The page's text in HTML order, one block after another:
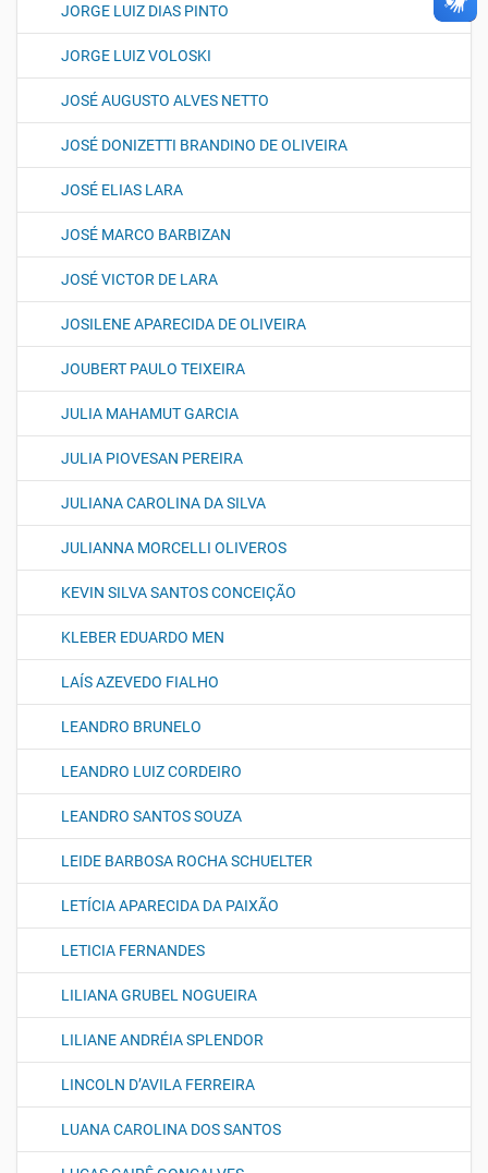
JORGE LUIZ DIAS PINTO
JORGE LUIZ VOLOSKI
JOSÉ AUGUSTO ALVES NETTO
JOSÉ DONIZETTI BRANDINO DE OLIVEIRA
JOSÉ ELIAS LARA
JOSÉ MARCO BARBIZAN
JOSÉ VICTOR DE LARA
JOSILENE APARECIDA DE OLIVEIRA
JOUBERT PAULO TEIXEIRA
JULIA MAHAMUT GARCIA
JULIA PIOVESAN PEREIRA
JULIANA CAROLINA DA SILVA
JULIANNA MORCELLI OLIVEROS
KEVIN SILVA SANTOS CONCEIÇÃO
KLEBER EDUARDO MEN
LAÍS AZEVEDO FIALHO
LEANDRO BRUNELO
LEANDRO LUIZ CORDEIRO
LEANDRO SANTOS SOUZA
LEIDE BARBOSA ROCHA SCHUELTER
LETÍCIA APARECIDA DA PAIXÃO
LETICIA FERNANDES
LILIANA GRUBEL NOGUEIRA
LILIANE ANDRÉIA SPLENDOR
LINCOLN D’AVILA FERREIRA
LUANA CAROLINA DOS SANTOS